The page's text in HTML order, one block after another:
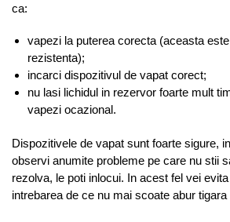
ca:
vapezi la puterea corecta (aceasta
rezistenta);
incarci dispozitivul de vapat corect;
nu lasi lichidul in rezervor foarte mult
vapezi ocazional.
Dispozitivele de vapat sunt foarte sigure,
observi anumite probleme pe care nu stii
rezolva, le poti inlocui. In acest fel vei
intrebarea de ce nu mai scoate abur